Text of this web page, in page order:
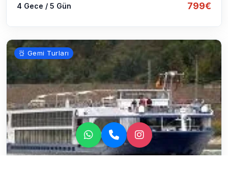
4 Gece / 5 Gün 799€
Gemi Turları